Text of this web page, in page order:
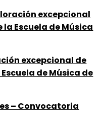
excepcional
Escuela de Música
excepcional de
de Música de
– Convocatoria